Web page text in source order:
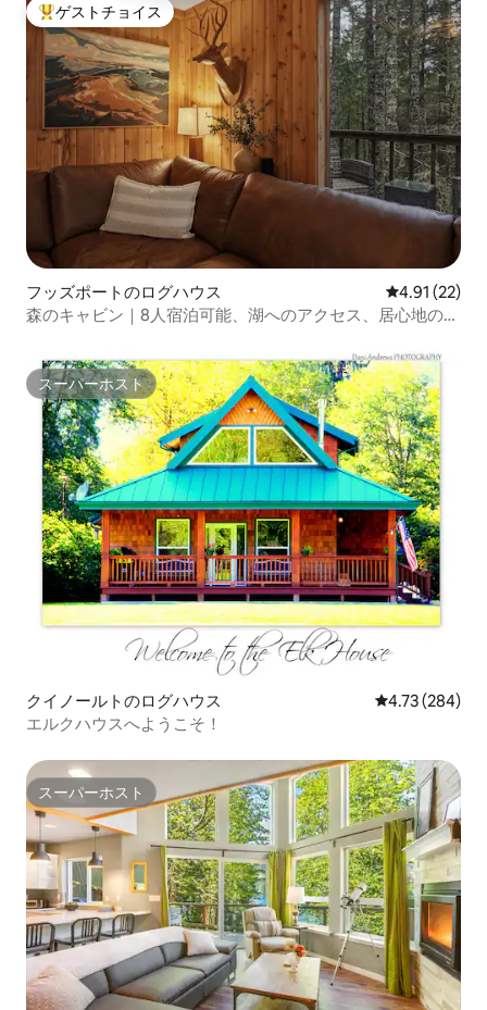
大好評のゲストチョイスです。
ゲストチョイス
フッズポートのログハウス レビュー22
4.91 (22)
森のキャビン｜8人宿泊可能、湖へのアクセス、居心地の良
スーパーホスト
スーパーホスト
クイノールトのログハウス レビュー284
4.73 (284)
エルクハウスへようこそ！
スーパーホスト
スーパーホスト